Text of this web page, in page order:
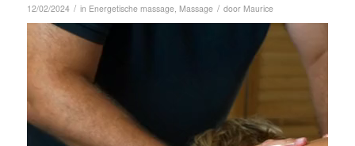
12/02/2024 / in Energetische massage, Massage / door Maurice